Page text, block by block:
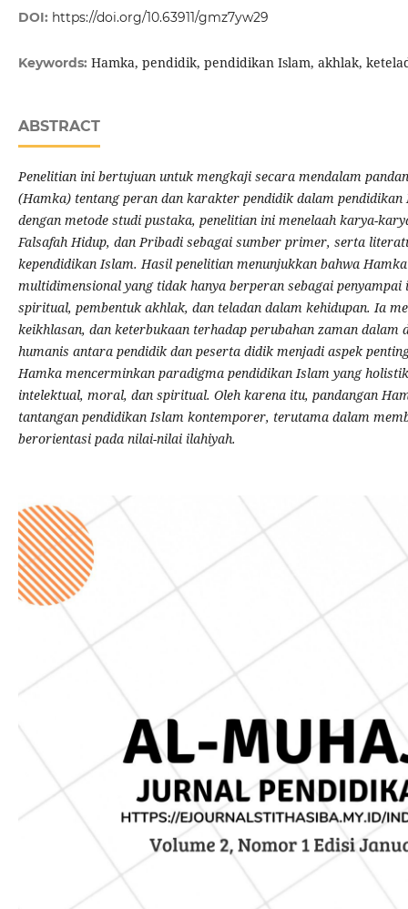
DOI: https://doi.org/10.63911/gmz7yw29
Keywords: Hamka, pendidik, pendidikan Islam, akhlak,
ABSTRACT
Penelitian ini bertujuan untuk mengkaji secara mendalam
(Hamka) tentang peran dan karakter pendidik dalam
dengan metode studi pustaka, penelitian ini menelaah karya-
Falsafah Hidup, dan Pribadi sebagai sumber primer, serta
kependidikan Islam. Hasil penelitian menunjukkan bahwa
multidimensional yang tidak hanya berperan sebagai
spiritual, pembentuk akhlak, dan teladan dalam kehidupan. Ia
keikhlasan, dan keterbukaan terhadap perubahan zaman dalam
humanis antara pendidik dan peserta didik menjadi aspek
Hamka mencerminkan paradigma pendidikan Islam yang
intelektual, moral, dan spiritual. Oleh karena itu, pandangan
tantangan pendidikan Islam kontemporer, terutama dalam
berorientasi pada nilai-nilai ilahiyah.